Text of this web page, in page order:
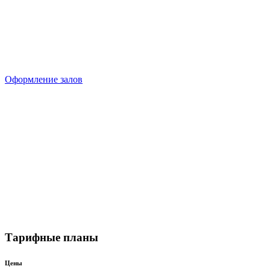
Оформление залов
Тарифные планы
Цены